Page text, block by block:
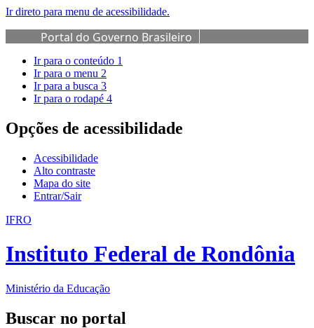
Ir direto para menu de acessibilidade.
Portal do Governo Brasileiro
Ir para o conteúdo 1
Ir para o menu 2
Ir para a busca 3
Ir para o rodapé 4
Opções de acessibilidade
Acessibilidade
Alto contraste
Mapa do site
Entrar/Sair
IFRO
Instituto Federal de Rondônia
Ministério da Educação
Buscar no portal